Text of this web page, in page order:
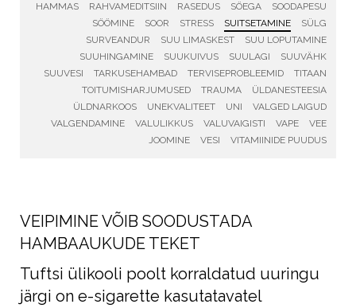
HAMMAS
RAHVAMEDITSIIN RASEDUS SÖEGA
SOODAPESU
SÖÖMINE
SOOR STRESS SUITSETAMINE
SÜLG
SURVEANDUR
SUU LIMASKEST
SUU LOPUTAMINE
SUUHINGAMINE
SUUKUIVUS SUULAGI
SUUVÄHK
SUUVESI
TARKUSEHAMBAD TERVISEPROBLEEMID
TITAAN
TOITUMISHARJUMUSED
TRAUMA
ÜLDANESTEESIA
ÜLDNARKOOS
UNEKVALITEET UNI
VALGED LAIGUD
VALGENDAMINE
VALULIKKUS VALUVAIGISTI VAPE
VEE
JOOMINE
VESI VITAMIINIDE PUUDUS
VEIPIMINE VÕIB SOODUSTADA
HAMBAAUKUDE TEKET
Tuftsi ülikooli poolt korraldatud uuringu
järgi on e-sigarette kasutatavatel